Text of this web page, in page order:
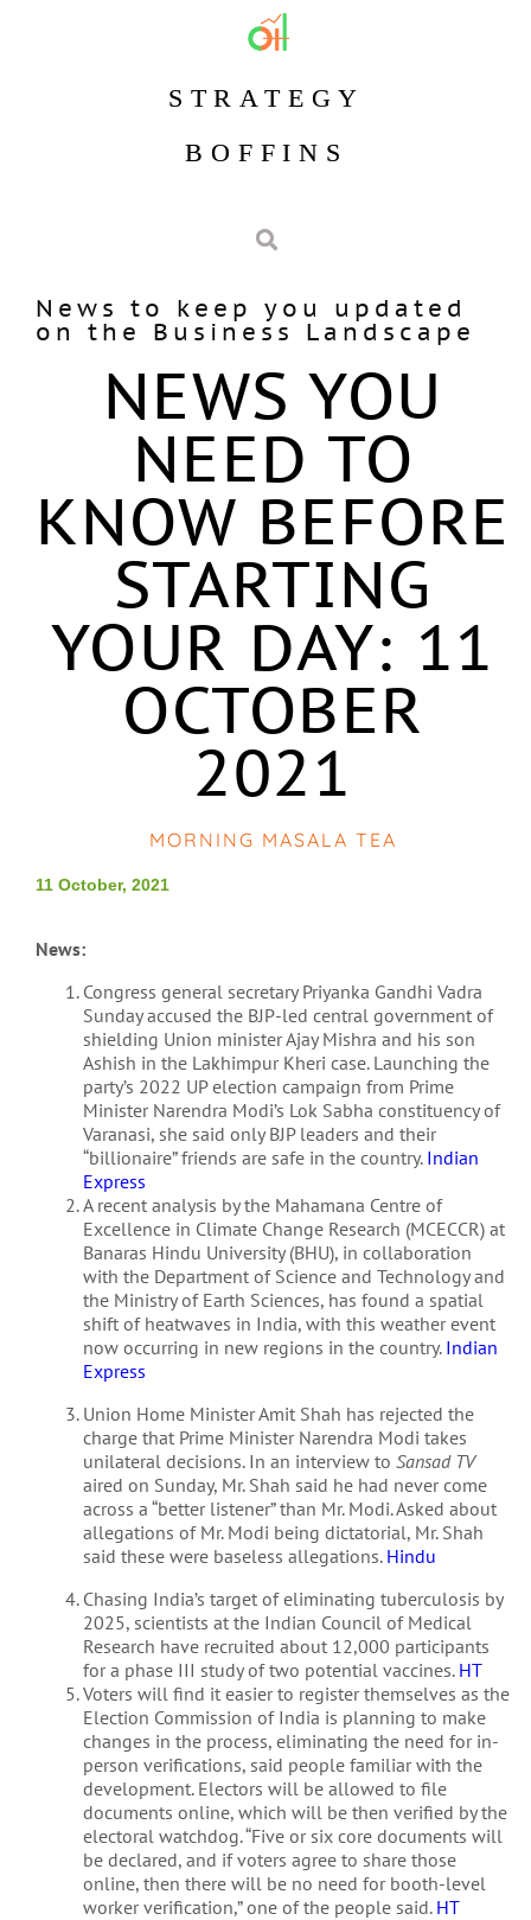
STRATEGY
BOFFINS
News to keep you updated
on the Business Landscape
NEWS YOU
NEED TO
KNOW BEFORE
STARTING
YOUR DAY: 11
OCTOBER
2021
MORNING MASALA TEA
11 October, 2021
News:
Congress general secretary Priyanka Gandhi Vadra
Sunday accused the BJP-led central government of
shielding Union minister Ajay Mishra and his son
Ashish in the Lakhimpur Kheri case. Launching the
party’s 2022 UP election campaign from Prime
Minister Narendra Modi’s Lok Sabha constituency of
Varanasi, she said only BJP leaders and their
“billionaire” friends are safe in the country. Indian
Express
A recent analysis by the Mahamana Centre of
Excellence in Climate Change Research (MCECCR) at
Banaras Hindu University (BHU), in collaboration
with the Department of Science and Technology and
the Ministry of Earth Sciences, has found a spatial
shift of heatwaves in India, with this weather event
now occurring in new regions in the country. Indian
Express
Union Home Minister Amit Shah has rejected the
charge that Prime Minister Narendra Modi takes
unilateral decisions. In an interview to Sansad TV
aired on Sunday, Mr. Shah said he had never come
across a “better listener” than Mr. Modi. Asked about
allegations of Mr. Modi being dictatorial, Mr. Shah
said these were baseless allegations. Hindu
Chasing India’s target of eliminating tuberculosis by
2025, scientists at the Indian Council of Medical
Research have recruited about 12,000 participants
for a phase III study of two potential vaccines. HT
Voters will find it easier to register themselves as the
Election Commission of India is planning to make
changes in the process, eliminating the need for in-
person verifications, said people familiar with the
development. Electors will be allowed to file
documents online, which will be then verified by the
electoral watchdog. “Five or six core documents will
be declared, and if voters agree to share those
online, then there will be no need for booth-level
worker verification,” one of the people said. HT